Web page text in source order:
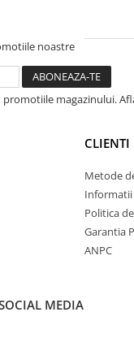
noastre
magazinului.
CLIENTI
Metode
Politica
Garantia
ANPC
MEDIA